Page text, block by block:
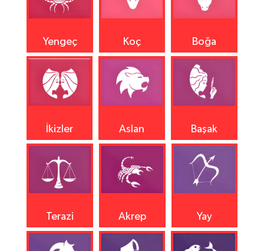
Yengeç Koç Boğa
İkizler Aslan Başak
Terazi Akrep Yay